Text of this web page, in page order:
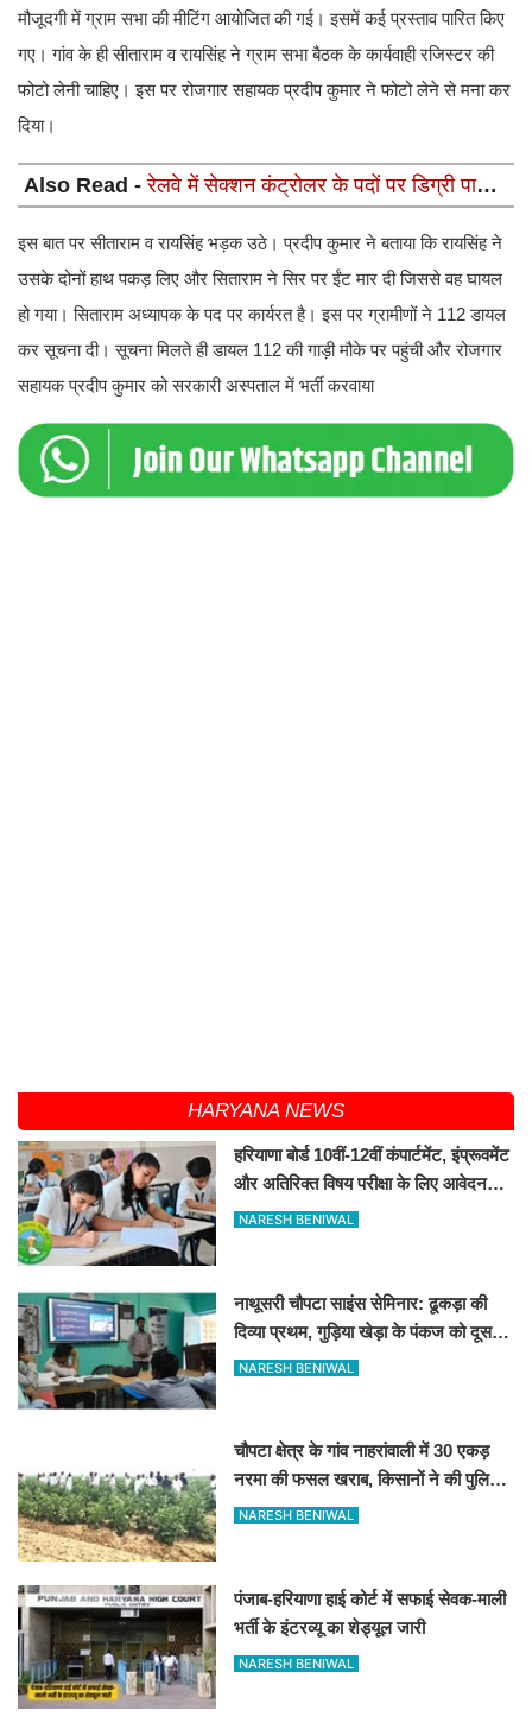
मौजूदगी में ग्राम सभा की मीटिंग आयोजित की गई। इसमें कई प्रस्ताव पारित किए
गए। गांव के ही सीताराम व रायसिंह ने ग्राम सभा बैठक के कार्यवाही रजिस्टर की
फोटो लेनी चाहिए। इस पर रोजगार सहायक प्रदीप कुमार ने फोटो लेने से मना कर
दिया।
Also Read -रेलवे में सेक्शन कंट्रोलर के पदों पर डिग्री पास
के लिए भर्ती, 15 जुलाई से आवेदन शुरू
इस बात पर सीताराम व रायसिंह भड़क उठे। प्रदीप कुमार ने बताया कि रायसिंह ने
उसके दोनों हाथ पकड़ लिए और सिताराम ने सिर पर ईंट मार दी जिससे वह घायल
हो गया। सिताराम अध्यापक के पद पर कार्यरत है। इस पर ग्रामीणों ने 112 डायल
कर सूचना दी। सूचना मिलते ही डायल 112 की गाड़ी मौके पर पहुंची और रोजगार
सहायक प्रदीप कुमार को सरकारी अस्पताल में भर्ती करवाया
HARYANA NEWS
हरियाणा बोर्ड 10वीं-12वीं कंपार्टमेंट, इंप्रूवमेंट
और अतिरिक्त विषय परीक्षा के लिए आवेदन
शुरू
NARESH BENIWAL
नाथूसरी चौपटा साइंस सेमिनार: ढूकड़ा की
दिव्या प्रथम, गुड़िया खेड़ा के पंकज को दूसरा
स्थान
NARESH BENIWAL
चौपटा क्षेत्र के गांव नाहरांवाली में 30 एकड़
नरमा की फसल खराब, किसानों ने की पुलिस
व कृषि विभाग से जांच की मांग
NARESH BENIWAL
पंजाब-हरियाणा हाई कोर्ट में सफाई सेवक-माली
भर्ती के इंटरव्यू का शेड्यूल जारी
NARESH BENIWAL